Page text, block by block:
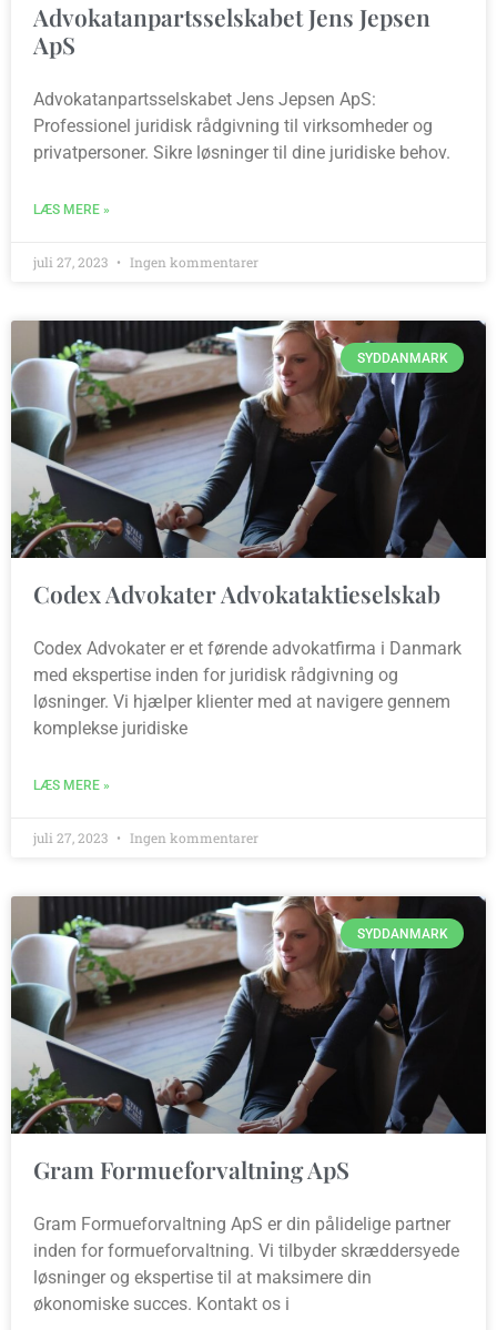
Advokatanpartsselskabet Jens Jepsen
ApS
Advokatanpartsselskabet Jens Jepsen ApS:
Professionel juridisk rådgivning til virksomheder og
privatpersoner. Sikre løsninger til dine juridiske behov.
LÆS MERE »
juli 27, 2023 Ingen kommentarer
SYDDANMARK
Codex Advokater Advokataktieselskab
Codex Advokater er et førende advokatfirma i Danmark
med ekspertise inden for juridisk rådgivning og
løsninger. Vi hjælper klienter med at navigere gennem
komplekse juridiske
LÆS MERE »
juli 27, 2023 Ingen kommentarer
SYDDANMARK
Gram Formueforvaltning ApS
Gram Formueforvaltning ApS er din pålidelige partner
inden for formueforvaltning. Vi tilbyder skræddersyede
løsninger og ekspertise til at maksimere din
økonomiske succes. Kontakt os i